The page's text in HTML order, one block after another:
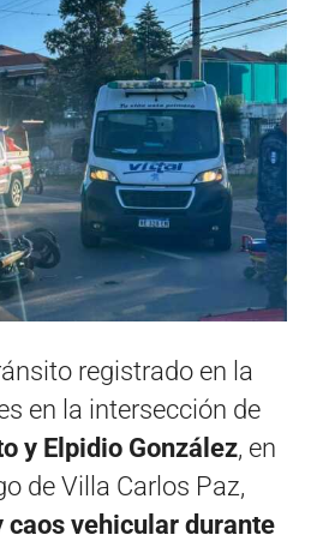
registrado en la
en la intersección de
y Elpidio González, en
de Villa Carlos Paz,
caos vehicular durante